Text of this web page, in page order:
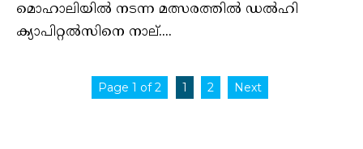
മൊഹാലിയില്‍ നടന്ന മത്സരത്തില്‍ ഡല്‍ഹി
ക്യാപിറ്റല്‍സിനെ നാല്....
Page 1 of 2 1 2 Next